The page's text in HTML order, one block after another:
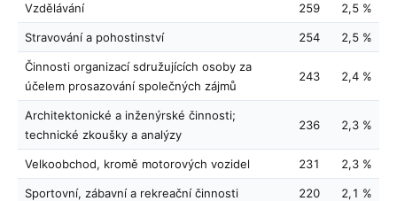
Vzdělávání 259 2,5 %
Stravování a pohostinství 254 2,5 %
Činnosti organizací sdružujících osoby za
účelem prosazování společných zájmů
243 2,4 %
Architektonické a inženýrské činnosti;
technické zkoušky a analýzy
236 2,3 %
Velkoobchod, kromě motorových vozidel 231 2,3 %
Sportovní, zábavní a rekreační činnosti 220 2,1 %